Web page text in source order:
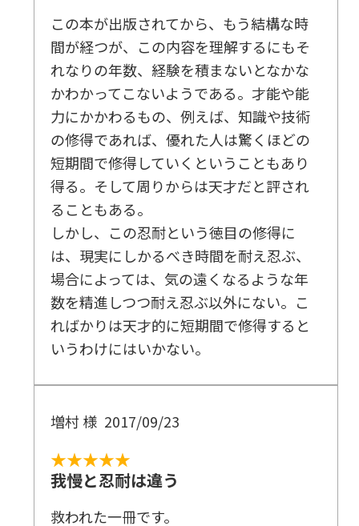
この本が出版されてから、もう結構な時
間が経つが、この内容を理解するにもそ
れなりの年数、経験を積まないとなかな
かわかってこないようである。才能や能
力にかかわるもの、例えば、知識や技術
の修得であれば、優れた人は驚くほどの
短期間で修得していくということもあり
得る。そして周りからは天才だと評され
ることもある。
しかし、この忍耐という徳目の修得に
は、現実にしかるべき時間を耐え忍ぶ、
場合によっては、気の遠くなるような年
数を精進しつつ耐え忍ぶ以外にない。こ
ればかりは天才的に短期間で修得すると
いうわけにはいかない。
増村 様 2017/09/23
★★★★★
我慢と忍耐は違う
救われた一冊です。